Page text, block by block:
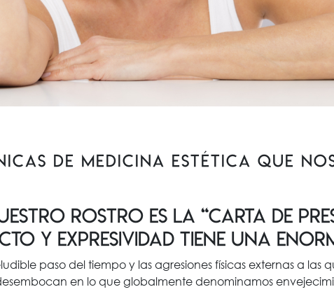
de Medicina Estética que
rostro es la “carta de
y expresividad tiene una
paso del tiempo y las agresiones físicas externas a las
en lo que globalmente denominamos